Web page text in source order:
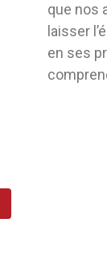
POUR
Auteur: Daniel
Comment
que nos
laisser
en ses